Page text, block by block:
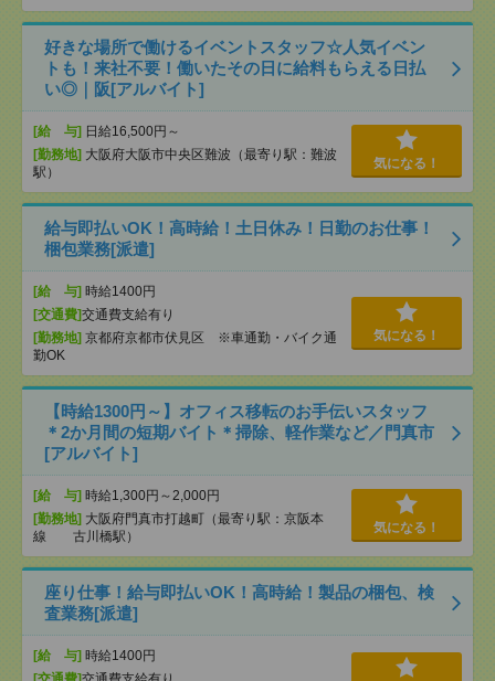
好きな場所で働けるイベントスタッフ☆人気イベン
トも！来社不要！働いたその日に給料もらえる日払
い◎｜阪[アルバイト]
[給 与] 日給16,500円～
[勤務地] 大阪府大阪市中央区難波（最寄り駅：難波
駅）
気になる！
給与即払いOK！高時給！土日休み！日勤のお仕事！
梱包業務[派遣]
[給 与] 時給1400円
[交通費]交通費支給有り
[勤務地] 京都府京都市伏見区 ※車通勤・バイク通
勤OK
気になる！
【時給1300円～】オフィス移転のお手伝いスタッフ
＊2か月間の短期バイト＊掃除、軽作業など／門真市
[アルバイト]
[給 与] 時給1,300円～2,000円
[勤務地] 大阪府門真市打越町（最寄り駅：京阪本
線 古川橋駅）
気になる！
座り仕事！給与即払いOK！高時給！製品の梱包、検
査業務[派遣]
[給 与] 時給1400円